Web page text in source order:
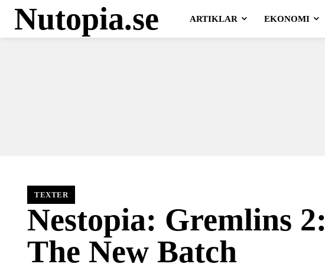
Nutopia.se ARTIKLAR EKONOMI
TEXTER
Nestopia: Gremlins 2:
The New Batch